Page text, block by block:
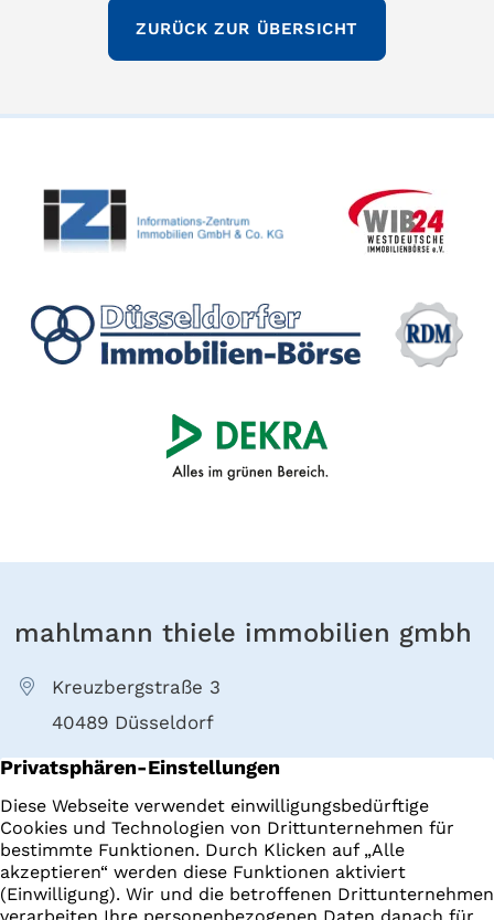
ZURÜCK ZUR ÜBERSICHT
mahlmann thiele immobilien gmbh
Kreuzbergstraße 3
40489 Düsseldorf
+49 211 4022000
E-Mail senden
Immobilien Impressum